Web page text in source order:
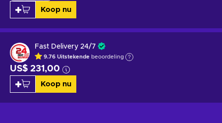
Koop nu
Fast Delivery 24/7
9.76 Uitstekende beoordeling
US$ 231,00
Koop nu